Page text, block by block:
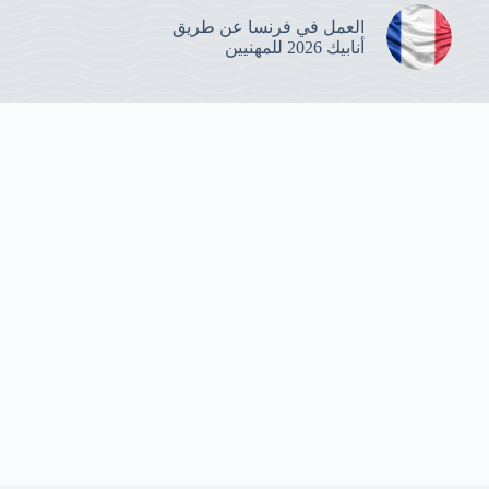
العمل في فرنسا عن طريق
أنابيك 2026 للمهنيين